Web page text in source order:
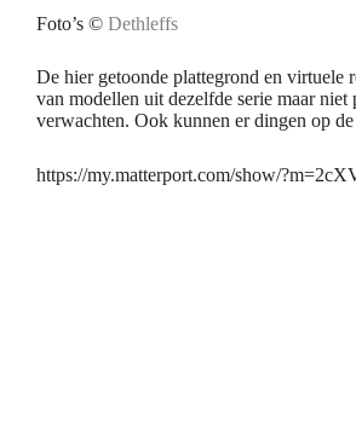
Foto’s © Dethleffs
De hier getoonde plattegrond en virtuele
van modellen uit dezelfde serie maar
verwachten. Ook kunnen er dingen op
https://my.matterport.com/show/